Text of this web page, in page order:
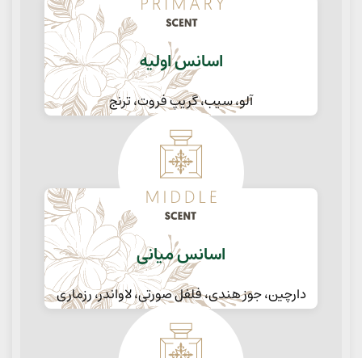
اسانس اولیه
آلو، سیب، گریپ فروت، ترنج
اسانس میانی
دارچین، جوز هندی، فلفل صورتی، لاواندر، رزماری